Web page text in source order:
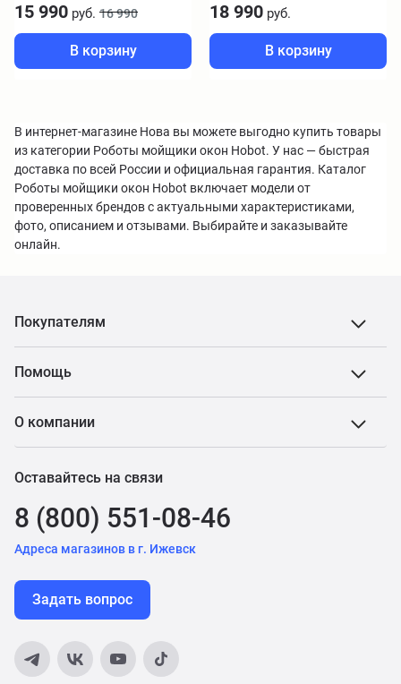
15 990 руб. 16 990
В корзину
18 990 руб.
В корзину
В интернет-магазине Нова вы можете выгодно купить товары
из категории Роботы мойщики окон Hobot. У нас — быстрая
доставка по всей России и официальная гарантия. Каталог
Роботы мойщики окон Hobot включает модели от
проверенных брендов с актуальными характеристиками,
фото, описанием и отзывами. Выбирайте и заказывайте
онлайн.
Покупателям
Помощь
О компании
Оставайтесь на связи
8 (800) 551-08-46
Адреса магазинов в г. Ижевск
Задать вопрос